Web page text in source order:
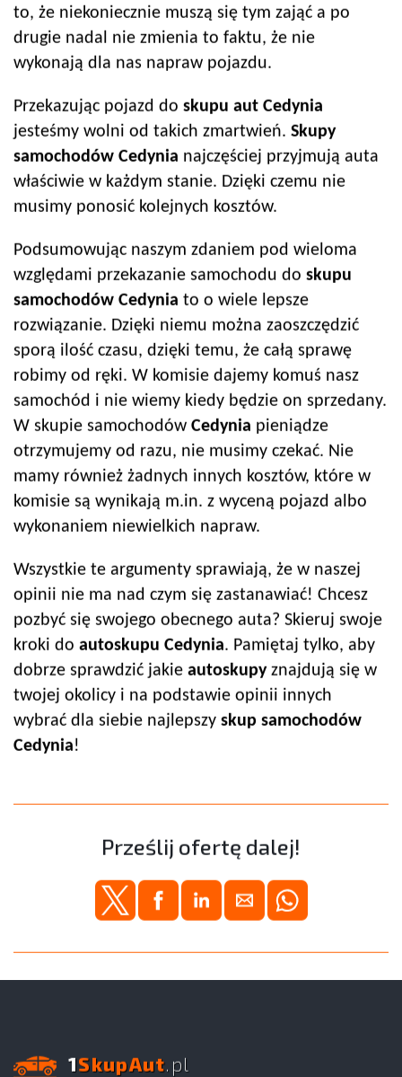
to, że niekoniecznie muszą się tym zająć a po
drugie nadal nie zmienia to faktu, że nie
wykonają dla nas napraw pojazdu.
Przekazując pojazd do skupu aut Cedynia
jesteśmy wolni od takich zmartwień. Skupy
samochodów Cedynia najczęściej przyjmują auta
właściwie w każdym stanie. Dzięki czemu nie
musimy ponosić kolejnych kosztów.
Podsumowując naszym zdaniem pod wieloma
względami przekazanie samochodu do skupu
samochodów Cedynia to o wiele lepsze
rozwiązanie. Dzięki niemu można zaoszczędzić
sporą ilość czasu, dzięki temu, że całą sprawę
robimy od ręki. W komisie dajemy komuś nasz
samochód i nie wiemy kiedy będzie on sprzedany.
W skupie samochodów Cedynia pieniądze
otrzymujemy od razu, nie musimy czekać. Nie
mamy również żadnych innych kosztów, które w
komisie są wynikają m.in. z wyceną pojazd albo
wykonaniem niewielkich napraw.
Wszystkie te argumenty sprawiają, że w naszej
opinii nie ma nad czym się zastanawiać! Chcesz
pozbyć się swojego obecnego auta? Skieruj swoje
kroki do autoskupu Cedynia. Pamiętaj tylko, aby
dobrze sprawdzić jakie autoskupyznajdują się w
twojej okolicy i na podstawie opinii innych
wybrać dla siebie najlepszy skup samochodów
Cedynia!
Prześlij ofertę dalej!
1SkupAut.pl